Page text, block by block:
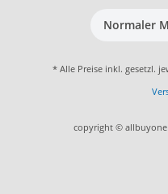
Normaler
* Alle Preise inkl. gesetzl.
copyright © allbuyone